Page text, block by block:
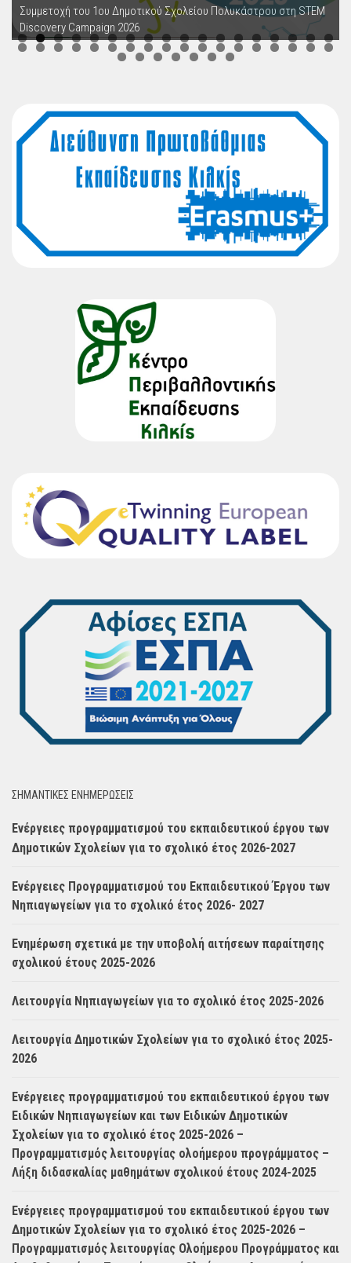
Συμμετοχή του 1ου Δημοτικού Σχολείου Πολυκάστρου στη STEM
Discovery Campaign 2026
ΣΗΜΑΝΤΙΚΈΣ ΕΝΗΜΈΡΩΣΕΙΣ
Ενέργειες προγραμματισμού του εκπαιδευτικού έργου των
Δημοτικών Σχολείων για το σχολικό έτος 2026-2027
Ενέργειες Προγραμματισμού του Εκπαιδευτικού Έργου των
Νηπιαγωγείων για το σχολικό έτος 2026- 2027
Ενημέρωση σχετικά με την υποβολή αιτήσεων παραίτησης
σχολικού έτους 2025-2026
Λειτουργία Νηπιαγωγείων για το σχολικό έτος 2025-2026
Λειτουργία Δημοτικών Σχολείων για το σχολικό έτος 2025-
2026
Ενέργειες προγραμματισμού του εκπαιδευτικού έργου των
Ειδικών Νηπιαγωγείων και των Ειδικών Δημοτικών
Σχολείων για το σχολικό έτος 2025-2026 –
Προγραμματισμός λειτουργίας ολοήμερου προγράμματος –
Λήξη διδασκαλίας μαθημάτων σχολικού έτους 2024-2025
Ενέργειες προγραμματισμού του εκπαιδευτικού έργου των
Δημοτικών Σχολείων για το σχολικό έτος 2025-2026 –
Προγραμματισμός λειτουργίας Ολοήμερου Προγράμματος και